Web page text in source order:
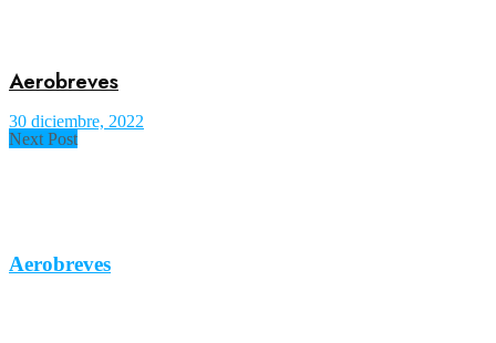
Aerobreves
30 diciembre, 2022
Next Post
Aerobreves